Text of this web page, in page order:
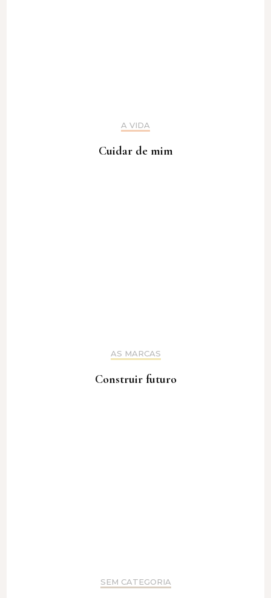
A VIDA
Cuidar de mim
AS MARCAS
Construir futuro
SEM CATEGORIA